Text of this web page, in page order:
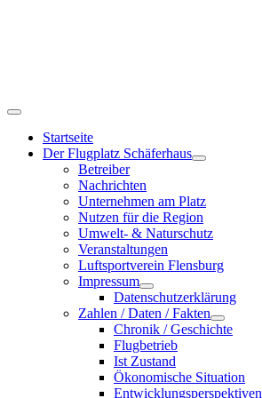
Startseite
Der Flugplatz Schäferhaus
Betreiber
Nachrichten
Unternehmen am Platz
Nutzen für die Region
Umwelt- & Naturschutz
Veranstaltungen
Luftsportverein Flensburg
Impressum
Datenschutzerklärung
Zahlen / Daten / Fakten
Chronik / Geschichte
Flugbetrieb
Ist Zustand
Ökonomische Situation
Entwicklungsperspektiven